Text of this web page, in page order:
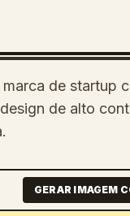
de startup
de alto
GERAR IMAGEM